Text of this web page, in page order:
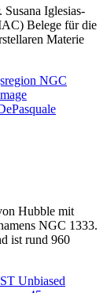
Iglesias-
Belege für die
Materie
Hubble mit
NGC 1333.
ist rund 960